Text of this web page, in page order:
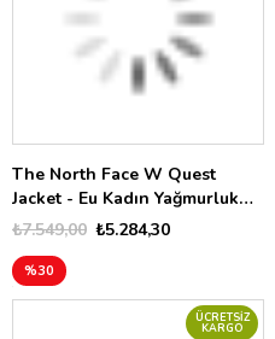
The North Face W Quest
Jacket - Eu Kadın Yağmurluk
NF00A8BA21L1
₺5.284,30
₺7.549,00
%30
ÜCRETSIZ
KARGO